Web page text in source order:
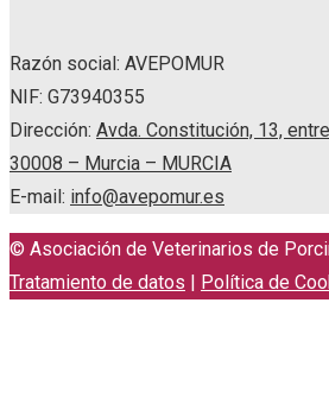
Razón social: AVEPOMUR
NIF: G73940355
Dirección: Avda. Constitución, 13,
30008 – Murcia – MURCIA
E-mail: info@avepomur.es
© Asociación de Veterinarios de
Tratamiento de datos
Política de